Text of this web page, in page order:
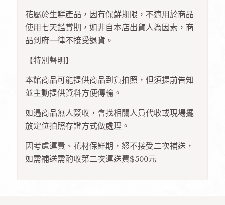
花屬於生鮮產品，因有保鮮期限，不適用於商品
使用七天鑑賞期，如非自本店出貨人為因素，商
品到府一律不接受退貨。
【特別聲明】
本館商品可能提供商品到貨拍照，但須提前告知
並主動提供資料方便傳輸。
如遇商品無人簽收，會找相關人員代收或現場擺
放定位拍照存證方式做處理。
因考慮運費、花材保鮮期，怒不接受二次補送，
如需補送需酌收第二次運送費$500元